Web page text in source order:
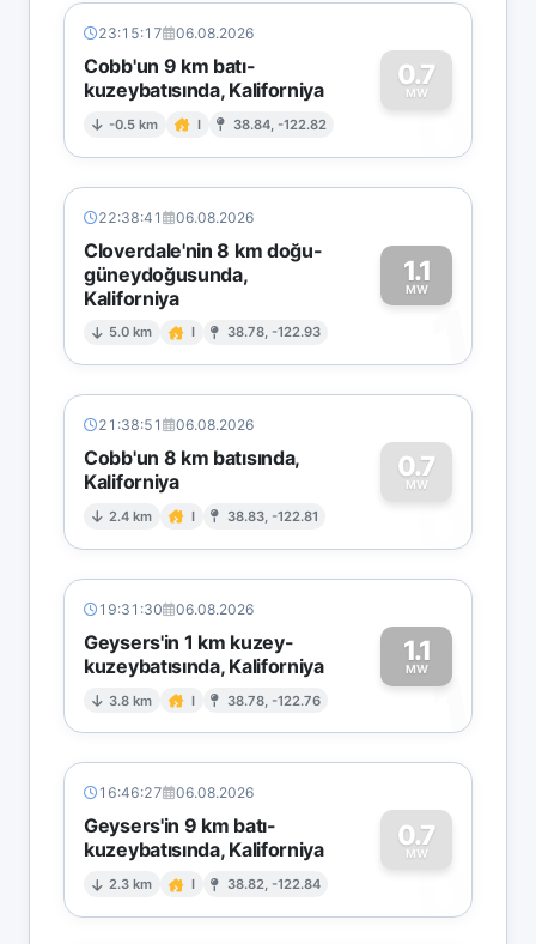
23:15:17 06.08.2026
Cobb'un 9 km batı-
kuzeybatısında, Kaliforniya
-0.5 km I 38.84, -122.82
0.7
MW
0
22:38:41 06.08.2026
Cloverdale'nin 8 km doğu-
güneydoğusunda,
Kaliforniya
5.0 km I 38.78, -122.93
1.1
MW
1
21:38:51 06.08.2026
Cobb'un 8 km batısında,
Kaliforniya
2.4 km I 38.83, -122.81
0.7
MW
0
19:31:30 06.08.2026
Geysers'in 1 km kuzey-
kuzeybatısında, Kaliforniya
3.8 km I 38.78, -122.76
1.1
MW1
16:46:27 06.08.2026
Geysers'in 9 km batı-
kuzeybatısında, Kaliforniya
2.3 km I 38.82, -122.84
0.7
MW
0